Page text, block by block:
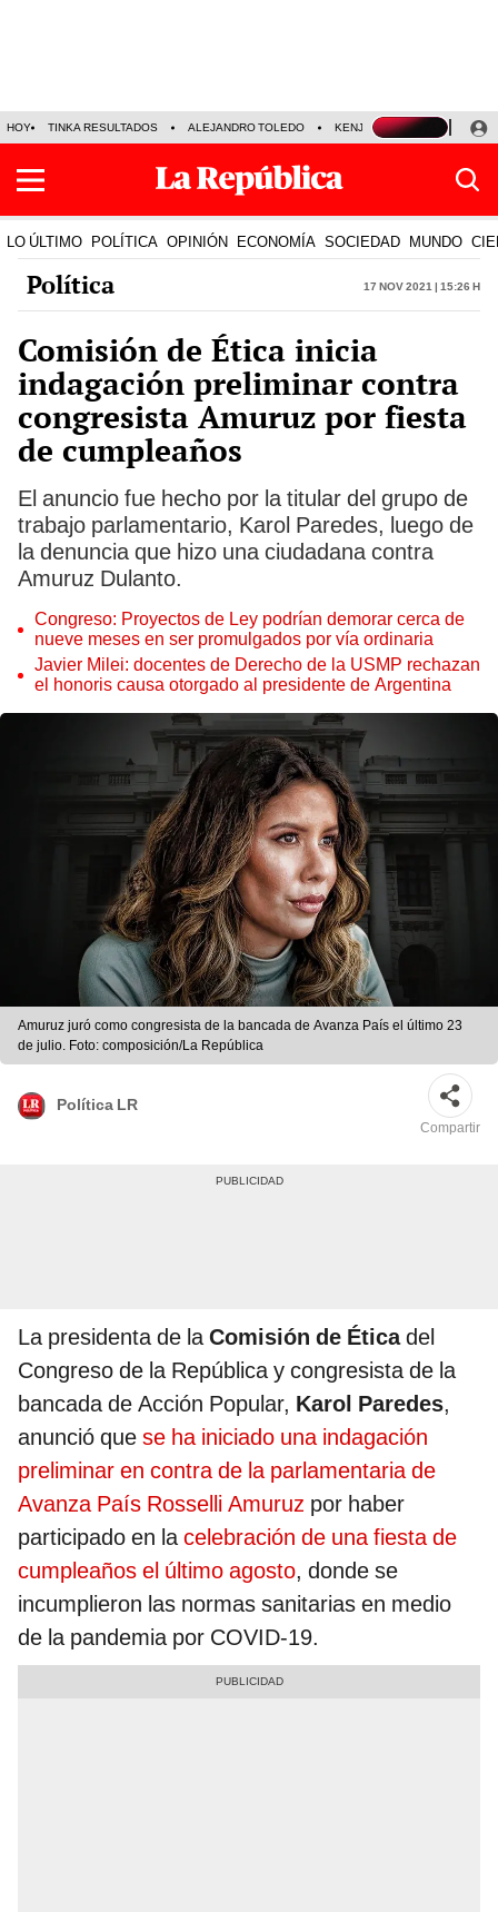
HOY TINKA RESULTADOS ALEJANDRO TOLEDO KENJI FUJIMORI
LO ÚLTIMO POLÍTICA OPINIÓN ECONOMÍA SOCIEDAD MUNDO
Política 17 Nov 2021 | 15:26 h
Comisión de Ética inicia
indagación preliminar contra
congresista Amuruz por fiesta
de cumpleaños
El anuncio fue hecho por la titular del grupo de
trabajo parlamentario, Karol Paredes, luego de
la denuncia que hizo una ciudadana contra
Amuruz Dulanto.
Congreso: Proyectos de Ley podrían demorar cerca de
nueve meses en ser promulgados por vía ordinaria
Javier Milei: docentes de Derecho de la USMP rechazan
el honoris causa otorgado al presidente de Argentina
Amuruz juró como congresista de la bancada de Avanza País el último 23
de julio. Foto: composición/La República
Política LR
Compartir
La presidenta de laComisión de Éticadel
Congreso de la República y congresista de la
bancada de Acción Popular, Karol Paredes,
anunció que se ha iniciado una indagación
preliminar en contra de la parlamentaria de
Avanza País Rosselli Amuruz por haber
participado en lacelebración de una fiesta de
cumpleaños el último agosto, donde se
incumplieron las normas sanitarias en medio
de la pandemia por COVID-19.